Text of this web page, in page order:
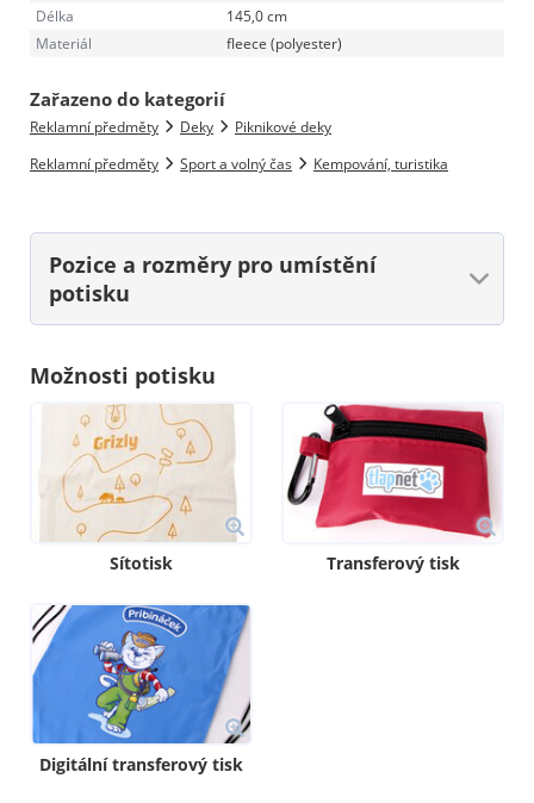
Délka
145,0 cm
Materiál
fleece (polyester)
Zařazeno do kategorií
Reklamní předměty Deky
Piknikové deky
Reklamní předměty
Sport a volný čas Kempování, turistika
Pozice a rozměry pro umístění
potisku
Možnosti potisku
Sítotisk Transferový tisk
Digitální transferový tisk